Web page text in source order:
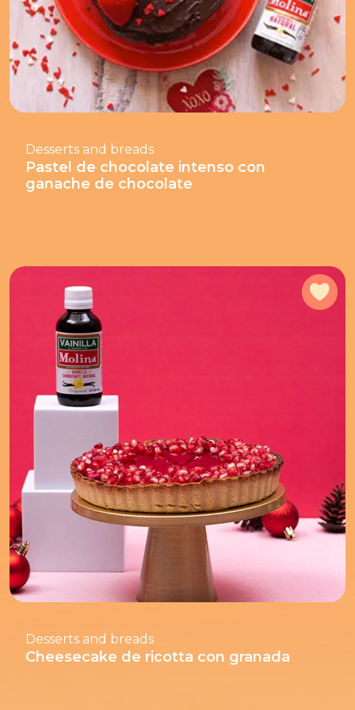
Desserts and breads
Pastel de chocolate intenso con
ganache de chocolate
Desserts and breads
Cheesecake de ricotta con granada